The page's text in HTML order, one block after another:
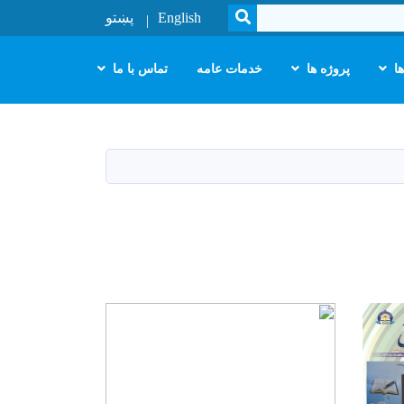
SEARCH
English پښتو
پروژه ها خدمات عامه تماس با ما